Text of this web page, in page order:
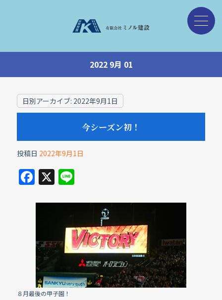
2022 9月 01
日別アーカイブ: 2022年9月1日
今シーズン初！
投稿日 2022年9月1日
F
c
b
o
o
k
X Li
e
８月最後の甲子園！